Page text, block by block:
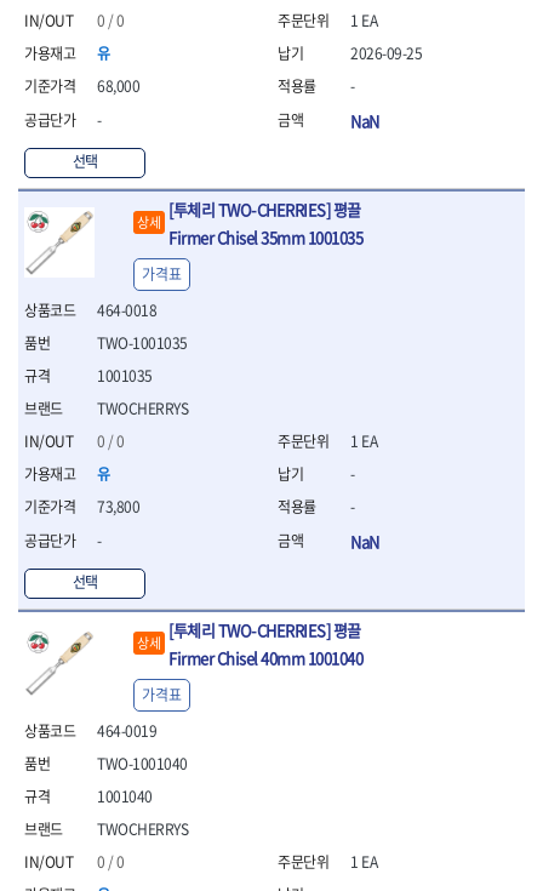
- 톱대
- 용접용품
- 빠루
- 철공끌
원예.사무용품
- 커터칼
- 전지가위
- 정글칼
- 전정톱
- 고지톱
- 안전커터칼
- 휠메저
- 마킹
연마용품
- 조줄
- 철공용줄
- 목공용줄
- 조줄세트
- 판금줄홀더
- 줄
- 공구함
- 탑체스터
- 플라스틱이동공구함
- 공구통
- 공구가방
기타 작업공구
- 헤라
- 케이스
- 수리키트
0 / 0
유
68,000
-
선택
1 EA
2026-09-25
-
NaN
상세
[투체리 TWO-CHERRIES] 평끌
Firmer Chisel 35mm 1001035
464-0018
TWOCHERRYS
0 / 0
유
73,800
-
선택
TWO-1001035
1001035
가격표
1 EA
-
-
NaN
상세
[투체리 TWO-CHERRIES] 평끌
Firmer Chisel 40mm 1001040
464-0019
TWOCHERRYS
0 / 0
TWO-1001040
1001040
가격표
1 EA